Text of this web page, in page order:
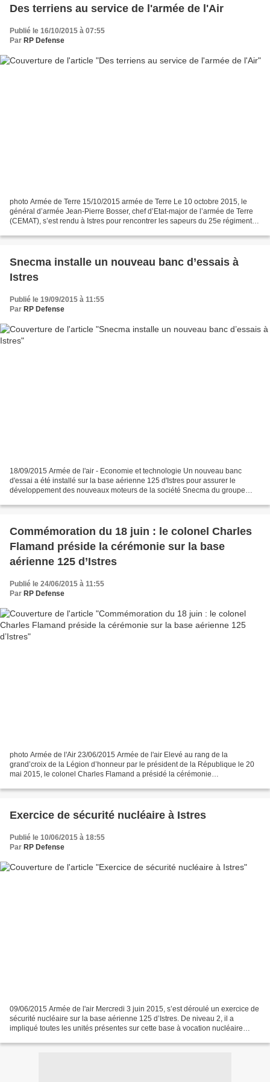
Des terriens au service de l'armée de l'Air
Publié le 16/10/2015 à 07:55
Par RP Defense
photo Armée de Terre 15/10/2015 armée de Terre Le 10 octobre 2015, le
général d’armée Jean-Pierre Bosser, chef d’Etat-major de l’armée de Terre
(CEMAT), s’est rendu à Istres pour rencontrer les sapeurs du 25e régiment
Snecma installe un nouveau banc d’essais à
Istres
Publié le 19/09/2015 à 11:55
Par RP Defense
18/09/2015 Armée de l'air - Economie et technologie Un nouveau banc
d'essai a été installé sur la base aérienne 125 d'Istres pour assurer le
développement des nouveaux moteurs de la société Snecma du groupe
Commémoration du 18 juin : le colonel Charles
Flamand préside la cérémonie sur la base
aérienne 125 d’Istres
Publié le 24/06/2015 à 11:55
Par RP Defense
photo Armée de l'Air 23/06/2015 Armée de l'air Elevé au rang de la
grand’croix de la Légion d’honneur par le président de la République le 20
mai 2015, le colonel Charles Flamand a présidé la cérémonie
Exercice de sécurité nucléaire à Istres
Publié le 10/06/2015 à 18:55
Par RP Defense
09/06/2015 Armée de l'air Mercredi 3 juin 2015, s’est déroulé un exercice de
sécurité nucléaire sur la base aérienne 125 d’Istres. De niveau 2, il a
impliqué toutes les unités présentes sur cette base à vocation nucléaire